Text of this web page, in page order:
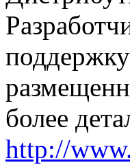
более
http://